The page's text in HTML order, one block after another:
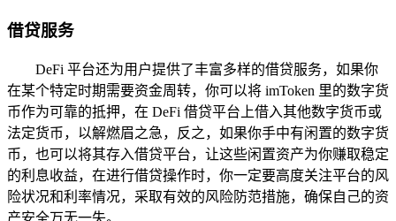
借贷服务
DeFi 平台还为用户提供了丰富多样的借贷服务，如果你
在某个特定时期需要资金周转，你可以将 imToken 里的数字货
币作为可靠的抵押，在 DeFi 借贷平台上借入其他数字货币或
法定货币，以解燃眉之急，反之，如果你手中有闲置的数字货
币，也可以将其存入借贷平台，让这些闲置资产为你赚取稳定
的利息收益，在进行借贷操作时，你一定要高度关注平台的风
险状况和利率情况，采取有效的风险防范措施，确保自己的资
产安全万无一失。